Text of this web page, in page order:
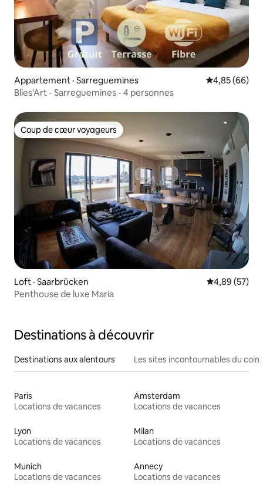
Appartement · Sarreguemines Note
4,85 (66)
Blies'Art - Sarreguemines - 4 personnes
Coup de cœur voyageurs
Coup de cœur voyageurs
Loft · Saarbrücken Note
4,89 (57)
Penthouse de luxe Maria
Destinations à découvrir
Destinations aux alentours Les sites incontournables du coin
Paris
Locations de vacances
Amsterdam
Locations de vacances
Lyon
Locations de vacances
Milan
Locations de vacances
Munich
Locations de vacances
Annecy
Locations de vacances